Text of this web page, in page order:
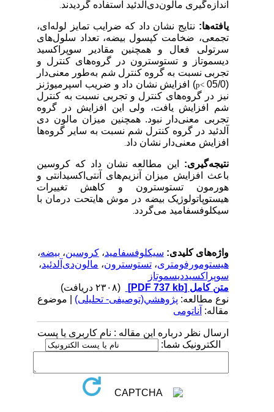
اندازه‌گیری مالون‌دی‌آلدئید استفاده گردیدند.
یافته‌ها:نتایج نشان داد که ضرایب تمایز لوله‌ای،
تجمعی، ضخامت کپسول بیضه، تعداد سلول‌های
سرتولی فعال و همچنین مقادیر سوپراکسید
دیسموتاز و تستوسترون در گروه‌های کنترل و
تجربی نسبت به گروه کنترل شم به‌طور معنی‌دار
p<) افزایش نشان داد و ضریب اسپرمیوژنز
نیز در گروه‌های کنترل و تجربی نسبت به کنترل
شم افزایش یافت، ولی این افزایش در گروه
تجربی معنی‌دار نبود. همچنین میزان مالون دی
آلدئید در گروه کنترل شم نسبت به سایر گروه‌ها
افزایش معنی‌دار نشان داد
نتیجه‌گیری:این مطالعه نشان داد که کروسین
باعث افزایش میزان آنزیم‌های آنتی‌اکسیدانتی و
هورمون تستوسترون و کاهش تغییرات
هیستوپاتولوژیک بیضه در موش هایتحت درمان با
سیکلوفسفامید می‌گردد.
واژه‌های کلیدی:سیکلوفسفامید،کروسین،بیضه،
هیستومورفومتری،تستوسترون،مالون‌دی‌آلدئید،
سوپراکسیددیسموتاز
متن کامل[PDF 737 kb]
نوع مطالعه:پژوهشي(توصیفی- تحلیلی) | موضوع
مقاله:آناتومی
ارسال نظر درباره این مقاله : نام کاربری یا پست
الکترونیک شما: